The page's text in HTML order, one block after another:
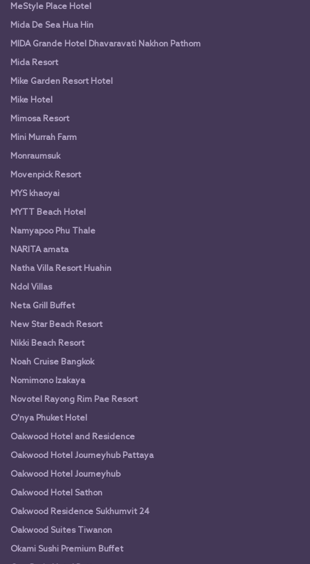
MeStyle Place Hotel
Mida De Sea Hua Hin
MIDA Grande Hotel Dhavaravati Nakhon Pathom
Mida Resort
Mike Garden Resort Hotel
Mike Hotel
Mimosa Resort
Mini Murrah Farm
Monraumsuk
Movenpick Resort
MYS khaoyai
MYTT Beach Hotel
Namyapoo Phu Thale
NARITA amata
Natha Villa Resort Huahin
Ndol Villas
Neta Grill Buffet
New Star Beach Resort
Nikki Beach Resort
Noah Cruise Bangkok
Nomimono Izakaya
Novotel Rayong Rim Pae Resort
O'nya Phuket Hotel
Oakwood Hotel and Residence
Oakwood Hotel Journeyhub Pattaya
Oakwood Hotel Journeyhub
Oakwood Hotel Sathon
Oakwood Residence Sukhumvit 24
Oakwood Suites Tiwanon
Okami Sushi Premium Buffet